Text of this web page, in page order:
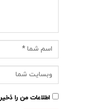
اطلاعات من را